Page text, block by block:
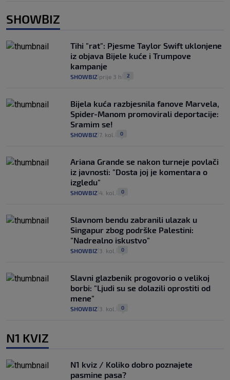
SHOWBIZ
Tihi "rat": Pjesme Taylor Swift uklonjene
iz objava Bijele kuće i Trumpove
kampanje
SHOWBIZ prije 3 h 2
Bijela kuća razbjesnila fanove Marvela,
Spider-Manom promovirali deportacije:
Sramim se!
SHOWBIZ 7. kol. 0
Ariana Grande se nakon turneje povlači
iz javnosti: "Dosta joj je komentara o
izgledu"
SHOWBIZ 4. kol. 0
Slavnom bendu zabranili ulazak u
Singapur zbog podrške Palestini:
"Nadrealno iskustvo"
SHOWBIZ 3. kol. 0
Slavni glazbenik progovorio o velikoj
borbi: "Ljudi su se dolazili oprostiti od
mene"
SHOWBIZ 3. kol. 0
N1 KVIZ
N1 kviz / Koliko dobro poznajete
pasmine pasa?